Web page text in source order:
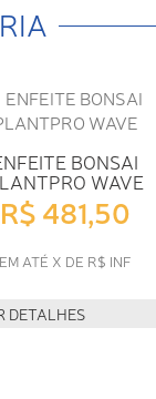
BONSAI
WAVE
R$ 481,50
EM ATÉ X DE R$ INF
DETALHES